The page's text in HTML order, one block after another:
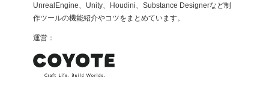
UnrealEngine、Unity、Houdini、Substance Designerなど制
作ツールの機能紹介やコツをまとめています。
運営：